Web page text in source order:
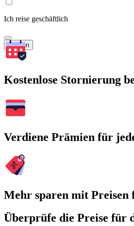
Ich reise geschäftlich
Suchen
Kostenlose Stornierung
Verdiene Prämien für
Mehr sparen mit
Überprüfe die Preise für